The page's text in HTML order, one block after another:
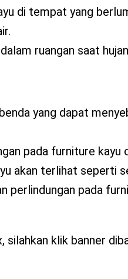
di tempat yang
ruangan saat
yang dapat
pada furniture
akan terlihat seperti
pada
klik banner